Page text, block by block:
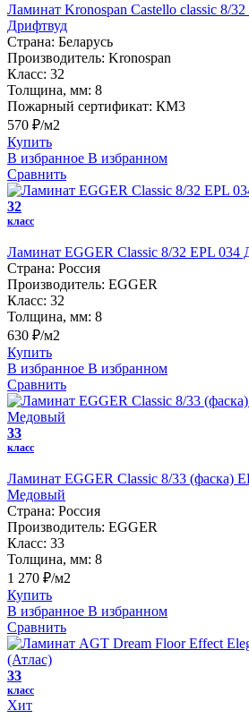
Ламинат Kronospan Castello classic 8/
Дрифтвуд
Страна: Беларусь
Производитель: Kronospan
Класс: 32
Толщина, мм: 8
Пожарный сертификат: КМ3
570 ₽/м2
Купить
В избранное В избранном
Сравнить
32
класс
Ламинат EGGER Classic 8/32 EPL 034
Страна: Россия
Производитель: EGGER
Класс: 32
Толщина, мм: 8
630 ₽/м2
Купить
В избранное В избранном
Сравнить
33
класс
Ламинат EGGER Classic 8/33 (фаска)
Медовый
Страна: Россия
Производитель: EGGER
Класс: 33
Толщина, мм: 8
1 270 ₽/м2
Купить
В избранное В избранном
Сравнить
33
класс
Хит